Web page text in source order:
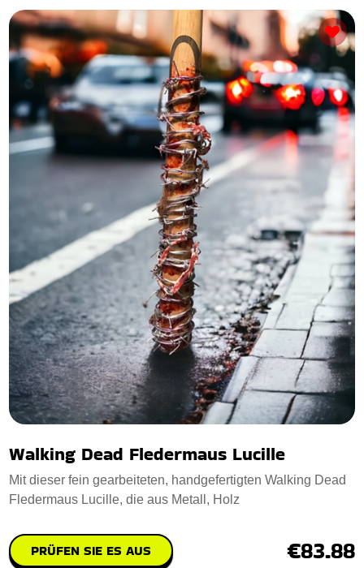
Walking Dead Fledermaus Lucille
Mit dieser fein gearbeiteten, handgefertigten Walking Dead
Fledermaus Lucille, die aus Metall, Holz
PRÜFEN SIE ES AUS €83.88